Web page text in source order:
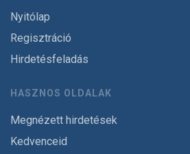
Nyitólap
Regisztráció
Hirdetésfeladás
HASZNOS OLDALAK
Megnézett hirdetések
Kedvenceid